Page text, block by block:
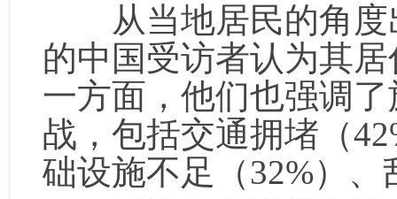
从当地居民的角度
的中国受访者认为其
一方面，他们也强调
战，包括交通拥堵（
础设施不足（32%）